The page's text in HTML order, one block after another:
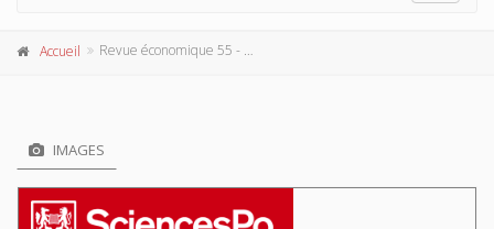
Accueil Revue économique 55 - 6, novembre 2004
IMAGES